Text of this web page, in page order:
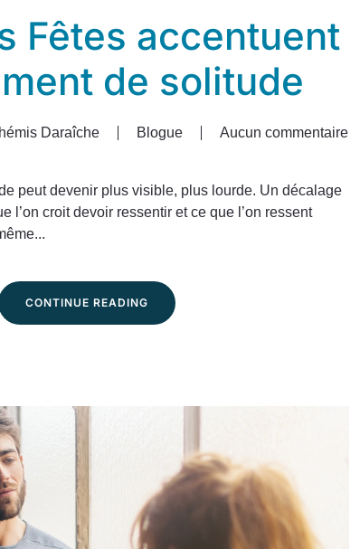
Fêtes accentuent
de solitude
Daraîche Blogue Aucun commentaire
sur
les
Fêtes
peut devenir plus visible, plus lourde. Un décalage
l’on croit devoir ressentir et ce que l’on ressent
CONTINUE READING